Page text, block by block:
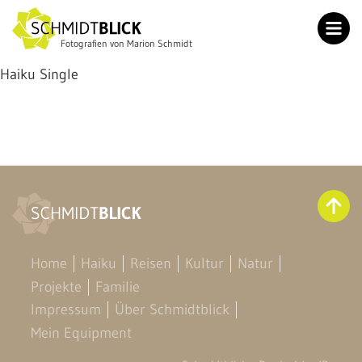
Fotografien von Marion Schmidt
Projekte
Impressum
Mein Equipment
Haiku Single
Home Haiku Reisen Kultur
Natur
Projekte
Familie
Impressum
Über Schmidtblick
Mein Equipment